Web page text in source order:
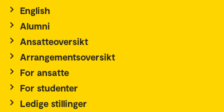
English
Alumni
Ansatteoversikt
Arrangementsoversikt
For ansatte
For studenter
Ledige stillinger